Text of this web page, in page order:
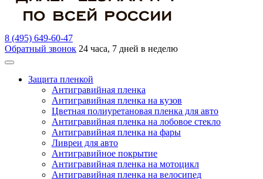
8 (495) 649-60-47
Обратный звонок 24 часа, 7 дней в неделю
Защита пленкой
Антигравийная пленка
Антигравийная пленка на кузов
Цветная полиуретановая пленка для авто
Антигравийная пленка на лобовое стекло
Антигравийная пленка на фары
Ливреи для авто
Антигравийное покрытие
Антигравийная пленка на мотоцикл
Антигравийная пленка на велосипед